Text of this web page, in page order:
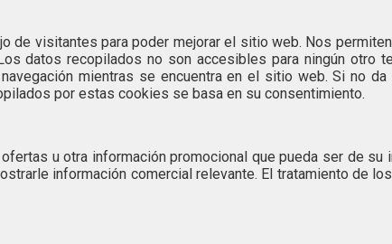
visitantes para poder mejorar el sitio web. Nos
datos recopilados no son accesibles para ningún otro
mientras se encuentra en el sitio web. Si no
por estas cookies se basa en su consentimiento.
u otra información promocional que pueda ser de
información comercial relevante. El tratamiento de